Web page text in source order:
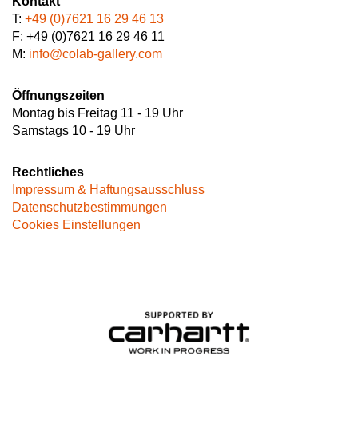
T: +49 (0)7621 16 29 46 13
F: +49 (0)7621 16 29 46 11
M: info@colab-gallery.com
Öffnungszeiten
Montag bis Freitag 11 - 19 Uhr
Samstags 10 - 19 Uhr
Rechtliches
Impressum & Haftungsausschluss
Datenschutzbestimmungen
Cookies Einstellungen